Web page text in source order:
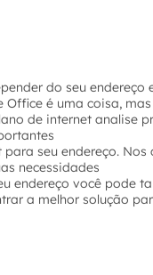
do seu
é uma coisa,
de internet analise
seu endereço.
necessidades
endereço você pode
a melhor solução